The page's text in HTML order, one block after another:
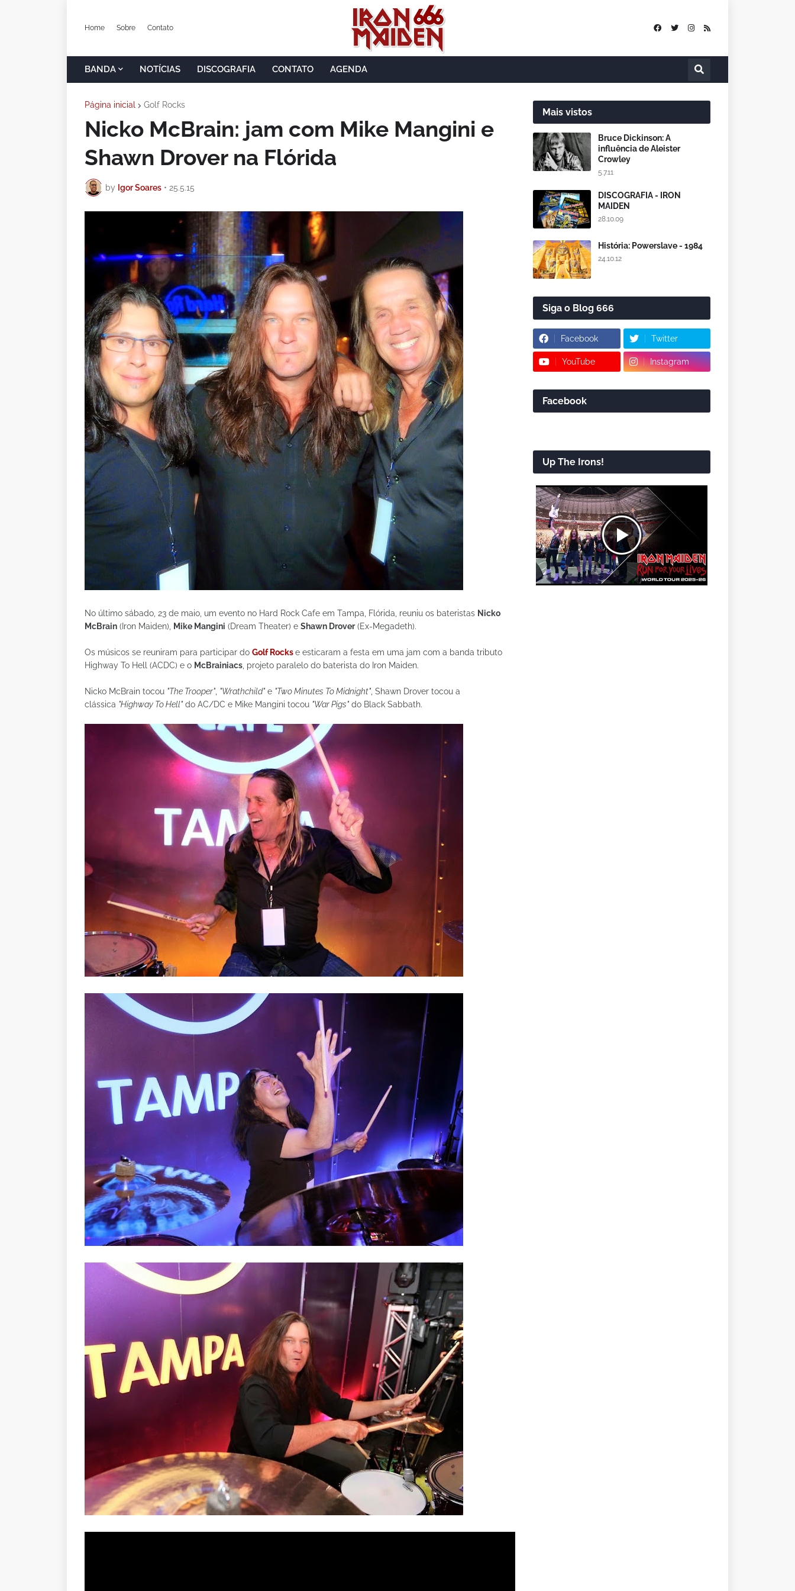
Home Sobre Contato
BANDA NOTÍCIAS DISCOGRAFIA CONTATO AGENDA
Página inicial Golf Rocks
Nicko McBrain: jam com Mike Mangini e
Shawn Drover na Flórida
by Igor Soares • 25.5.15
No último sábado, 23 de maio, um evento no Hard Rock Cafe em Tampa, Flórida, reuniu os bateristas Nicko
McBrain (Iron Maiden), Mike Mangini (Dream Theater) e Shawn Drover(Ex-Megadeth).
Os músicos se reuniram para participar do Golf Rockse esticaram a festa em uma jam com a banda tributo
Highway To Hell (ACDC) e o McBrainiacs , projeto paralelo do baterista do Iron Maiden.
Nicko McBrain tocou "The Trooper", "Wrathchild"e "Two Minutes To Midnight", Shawn Drover tocou a
clássica "Highway To Hell"do AC/DC e Mike Mangini tocou "War Pigs"do Black Sabbath.
Mais vistos
Bruce Dickinson: A
influência de Aleister
Crowley
5.7.11
DISCOGRAFIA - IRON
MAIDEN
28.10.09
História: Powerslave - 1984
24.10.12
Siga o Blog 666
Facebook Twitter
YouTube Instagram
Facebook
Up The Irons!